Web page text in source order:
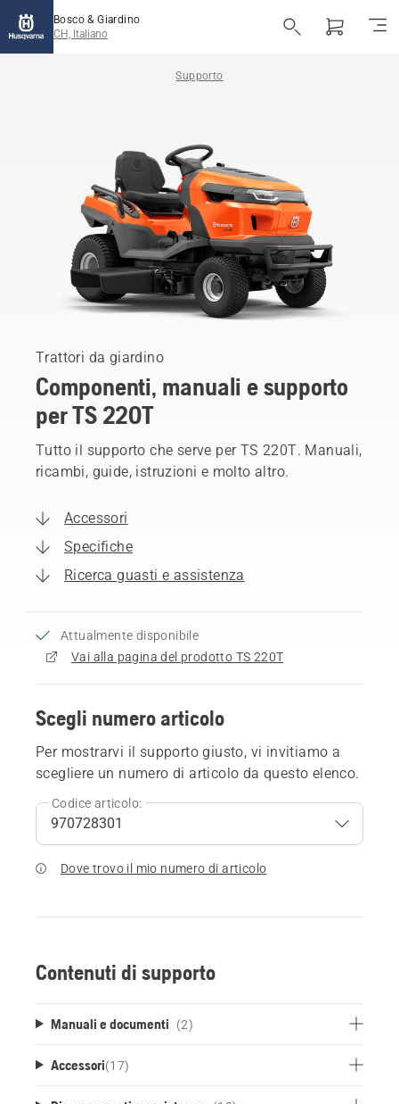
Bosco & Giardino
CH, Italiano
Supporto
Trattori da giardino
Componenti, manuali e supporto
per TS 220T
Tutto il supporto che serve per TS 220T. Manuali,
ricambi, guide, istruzioni e molto altro.
Accessori
Specifiche
Ricerca guasti e assistenza
Attualmente disponibile
Vai alla pagina del prodotto TS 220T
Scegli numero articolo
Per mostrarvi il supporto giusto, vi invitiamo a
scegliere un numero di articolo da questo elenco.
Codice articolo:
Dove trovo il mio numero di articolo
Contenuti di supporto
Manuali e documenti (2)
Accessori(17)